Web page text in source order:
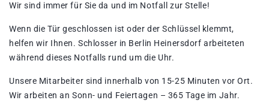
Wir sind immer für Sie da und im Notfall zur Stelle!
Wenn die Tür geschlossen ist oder der Schlüssel klemmt,
helfen wir Ihnen. Schlosser in Berlin Heinersdorf arbeiteten
während dieses Notfalls rund um die Uhr.
Unsere Mitarbeiter sind innerhalb von 15-25 Minuten vor Ort.
Wir arbeiten an Sonn- und Feiertagen – 365 Tage im Jahr.